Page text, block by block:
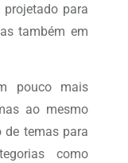
projetado para
também em
pouco mais
ao mesmo
de temas para
como